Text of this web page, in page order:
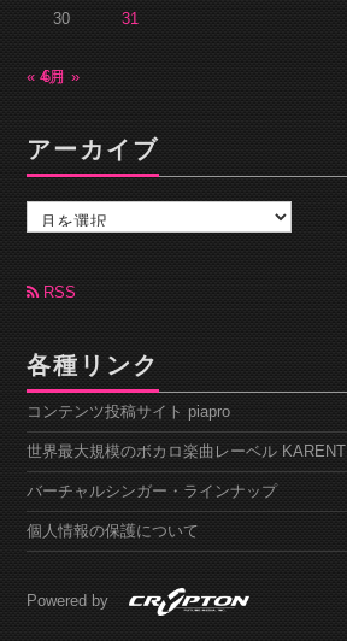
30 31
« 4月6月 »
アーカイブ
カ
ブ RSS
各種リンク
コンテンツ投稿サイト piapro
世界最大規模のボカロ楽曲レーベル KARENT
バーチャルシンガー・ラインナップ
個人情報の保護について
Powered by